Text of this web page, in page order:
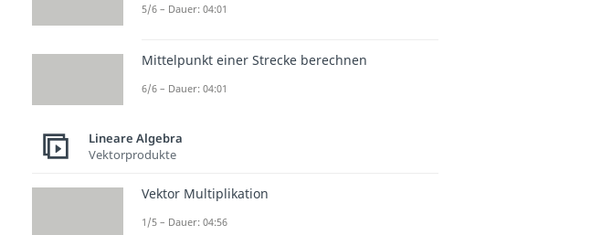
5/6 – Dauer: 04:01
Mittelpunkt einer Strecke berechnen
6/6 – Dauer: 04:01
Lineare Algebra
Vektorprodukte
Vektor Multiplikation
1/5 – Dauer: 04:56